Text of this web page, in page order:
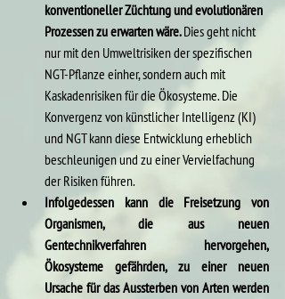
konventioneller Züchtung und evolutionären
Prozessen zu erwarten wäre. Dies geht nicht
nur mit den Umweltrisiken der spezifischen
NGT-Pflanze einher, sondern auch mit
Kaskadenrisiken für die Ökosysteme. Die
Konvergenz von künstlicher Intelligenz (KI)
und NGT kann diese Entwicklung erheblich
beschleunigen und zu einer Vervielfachung
der Risiken führen.
Infolgedessen kann die Freisetzung von
Organismen, die aus neuen
Gentechnikverfahren hervorgehen,
Ökosysteme gefährden, zu einer neuen
Ursache für das Aussterben von Arten werden